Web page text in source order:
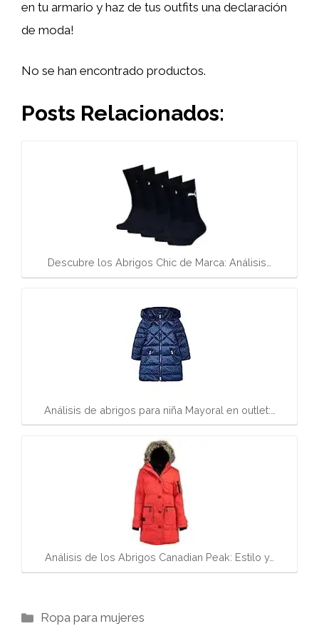
en tu armario y haz de tus outfits una declaración
de moda!
No se han encontrado productos.
Posts Relacionados:
Descubre los Abrigos Chic de Marca: Análisis…
Análisis de abrigos para niña Mayoral en outlet:…
Análisis de los Abrigos Canadian Peak: Estilo y…
Categorías
Ropa para mujeres